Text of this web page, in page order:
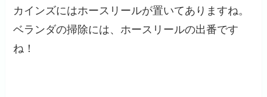
カインズにはホースリールが置いてありますね。
ベランダの掃除には、ホースリールの出番です
ね！